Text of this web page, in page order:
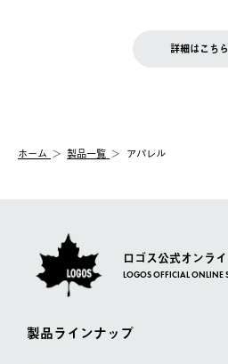
【配送業者】
佐川急便にて配送されます。
お客様都合の返品にかかる送料は、
む）は受け付けておりません。
一度お手元の商品を返品いただき、
LOGOS FAMILY会員の方は、会員
詳細はこちら
ホーム 製品一覧 アパレル
ロゴス公式オンラ
LOGOS OFFICIAL ONLINE
製品ラインナップ